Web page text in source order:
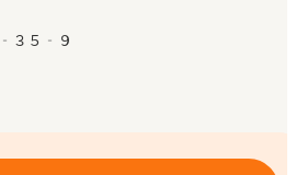
３５‐９